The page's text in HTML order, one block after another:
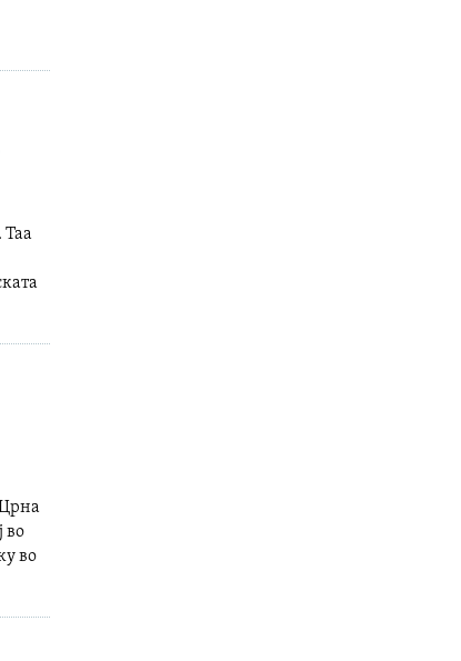
Таа
во
во